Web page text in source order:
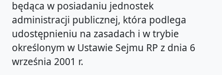
będąca w posiadaniu jednostek
administracji publicznej, która podlega
udostępnieniu na zasadach i w trybie
określonym w Ustawie Sejmu RP z dnia 6
września 2001 r.